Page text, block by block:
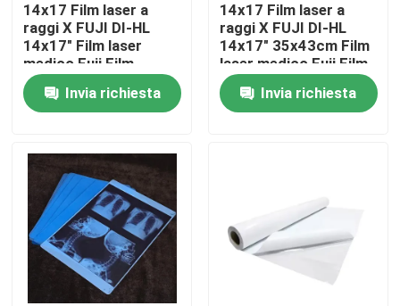
Casa
Prodotti
Fatory Tour
Controllo di qualità
14x17 Film laser a
raggi X FUJI DI-HL
14x17" Film laser
medico Fuji Film
asciutto
Invia richiesta
14x17 Film laser a
raggi X FUJI DI-HL
14x17" 35x43cm Film
laser medico Fuji Film
asciutto
Invia richiesta